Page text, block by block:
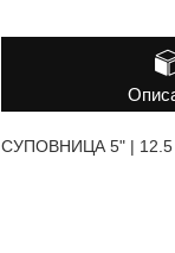
СУПОВНИЦА 5" | 12.5